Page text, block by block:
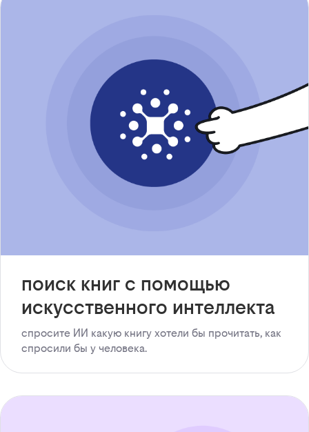
поиск книг с помощью
искусственного интеллекта
спросите ИИ какую книгу хотели бы прочитать, как
спросили бы у человека.